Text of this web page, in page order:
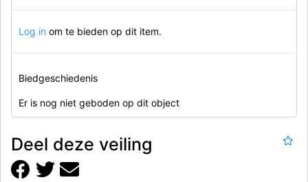
Log in om te bieden op dit item.
Biedgeschiedenis
Er is nog niet geboden op dit object
Deel deze veiling